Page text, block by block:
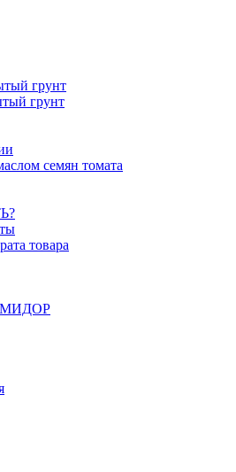
грунт
грунт
семян томата
товара